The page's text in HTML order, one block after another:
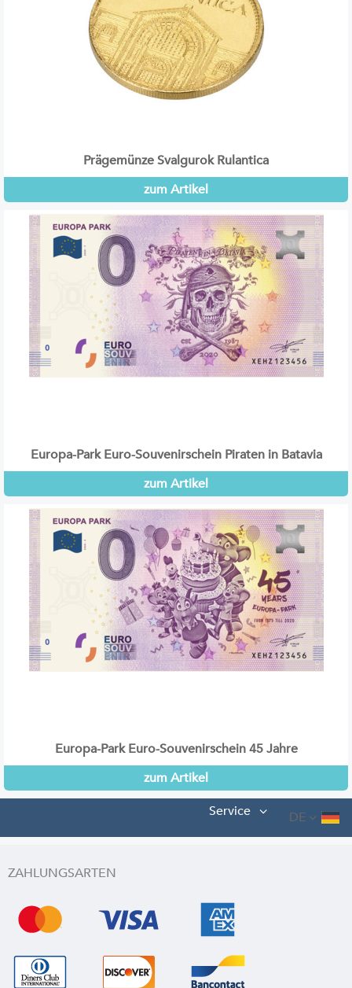
Prägemünze Svalgurok Rulantica
zum Artikel
Europa-Park Euro-Souvenirschein Piraten in Batavia
zum Artikel
Europa-Park Euro-Souvenirschein 45 Jahre
zum Artikel
DE
Service
ZAHLUNGSARTEN